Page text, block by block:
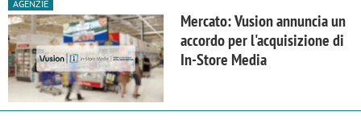
AGENZIE
Mercato: Vusion annuncia un
accordo per l'acquisizione di
In-Store Media